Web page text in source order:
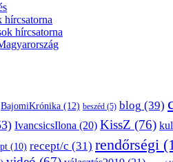
hírcsatorna
hírcsatorna
BajomiKrónika (12) beszéd (5) blog (39)
IvancsicsIlona (20) KissZ (76)
(10) recept/c (31) rendőrségi